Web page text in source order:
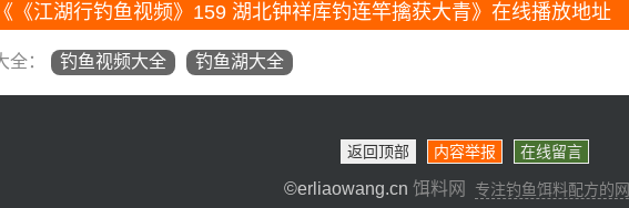
《江湖行钓鱼视频》159 湖北钟祥库钓连竿擒获大青》在线播放地址
： 钓鱼视频大全 钓鱼湖大全
返回顶部 内容举报 在线留言
©erliaowang.cn 饵料网 专注钓鱼饵料配方的